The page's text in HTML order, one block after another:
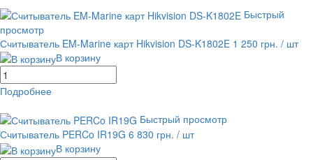
Быстрый
просмотр
Считыватель EM-Marine карт Hikvision DS-K1802E 1 250 грн. / шт
В корзину
Подробнее
Быстрый просмотр
Считыватель PERCo IR19G 6 830 грн. / шт
В корзину